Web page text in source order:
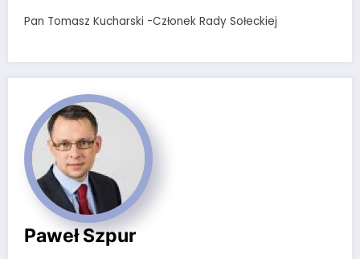
Pan Tomasz Kucharski -Członek Rady Sołeckiej
Paweł Szpur